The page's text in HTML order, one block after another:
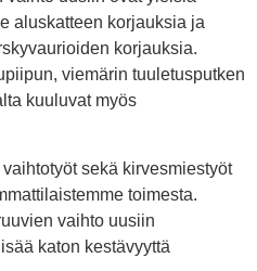
aluskatteen korjauksia ja
korjauksia.
viemärin tuuletusputken
kuuluvat myös
sekä kirvesmiestyöt
toimesta.
vaihto uusiin
katon kestävyyttä